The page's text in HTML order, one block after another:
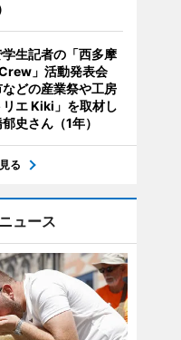
生記者の「西多摩
」活動発表会
どの産業祭や工房
リエ Kiki」を取材し
史さん（1年）
る
ュース